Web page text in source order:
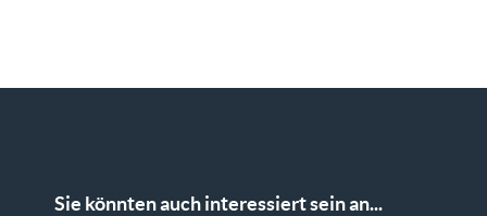
Sie könnten auch interessiert sein an...